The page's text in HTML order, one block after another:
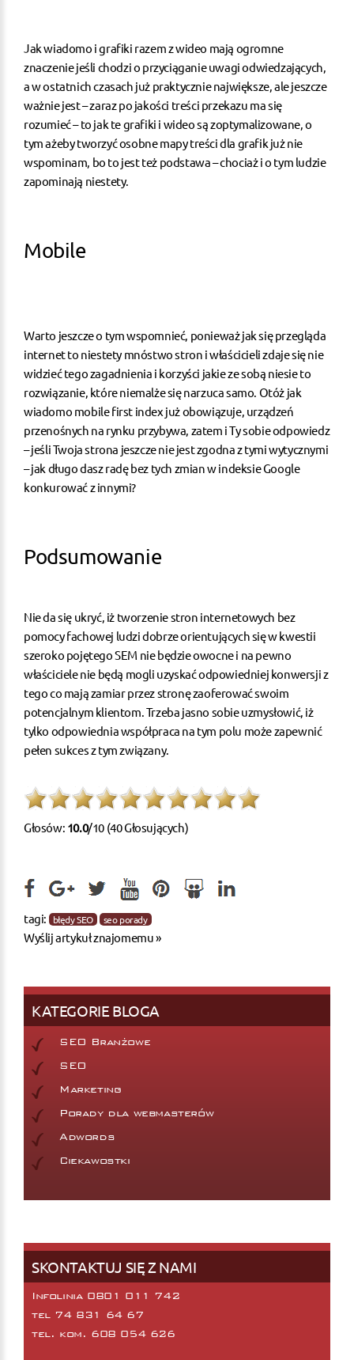
Jak wiadomo i grafiki razem z wideo mają ogromne
znaczenie jeśli chodzi o przyciąganie uwagi odwiedzających,
a w ostatnich czasach już praktycznie największe, ale jeszcze
ważnie jest – zaraz po jakości treści przekazu ma się
rozumieć – to jak te grafiki i wideo są zoptymalizowane, o
tym ażeby tworzyć osobne mapy treści dla grafik już nie
wspominam, bo to jest też podstawa – chociaż i o tym ludzie
zapominają niestety.
Mobile
Warto jeszcze o tym wspomnieć, ponieważ jak się przegląda
internet to niestety mnóstwo stron i właścicieli zdaje się nie
widzieć tego zagadnienia i korzyści jakie ze sobą niesie to
rozwiązanie, które niemalże się narzuca samo. Otóż jak
wiadomo mobile first index już obowiązuje, urządzeń
przenośnych na rynku przybywa, zatem i Ty sobie odpowiedz
– jeśli Twoja strona jeszcze nie jest zgodna z tymi wytycznymi
– jak długo dasz radę bez tych zmian w indeksie Google
konkurować z innymi?
Podsumowanie
Nie da się ukryć, iż tworzenie stron internetowych bez
pomocy fachowej ludzi dobrze orientujących się w kwestii
szeroko pojętego SEM nie będzie owocne i na pewno
właściciele nie będą mogli uzyskać odpowiedniej konwersji z
tego co mają zamiar przez stronę zaoferować swoim
potencjalnym klientom. Trzeba jasno sobie uzmysłowić, iż
tylko odpowiednia współpraca na tym polu może zapewnić
pełen sukces z tym związany.
Głosów: 10.0/10 (40 Głosujących)
tagi: błędy SEO seo porady
Wyślij artykuł znajomemu »
KATEGORIE BLOGA
SEO Branżowe
SEO
Marketing
Porady dla webmasterów
Adwords
Ciekawostki
SKONTAKTUJ SIĘ Z NAMI
Infolinia 0801 011 742
tel 74 831 64 67
tel. kom. 608 054 626